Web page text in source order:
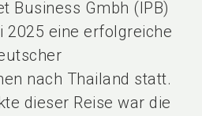
Business Gmbh (IPB)
2025 eine erfolgreiche
nach Thailand statt.
dieser Reise war die